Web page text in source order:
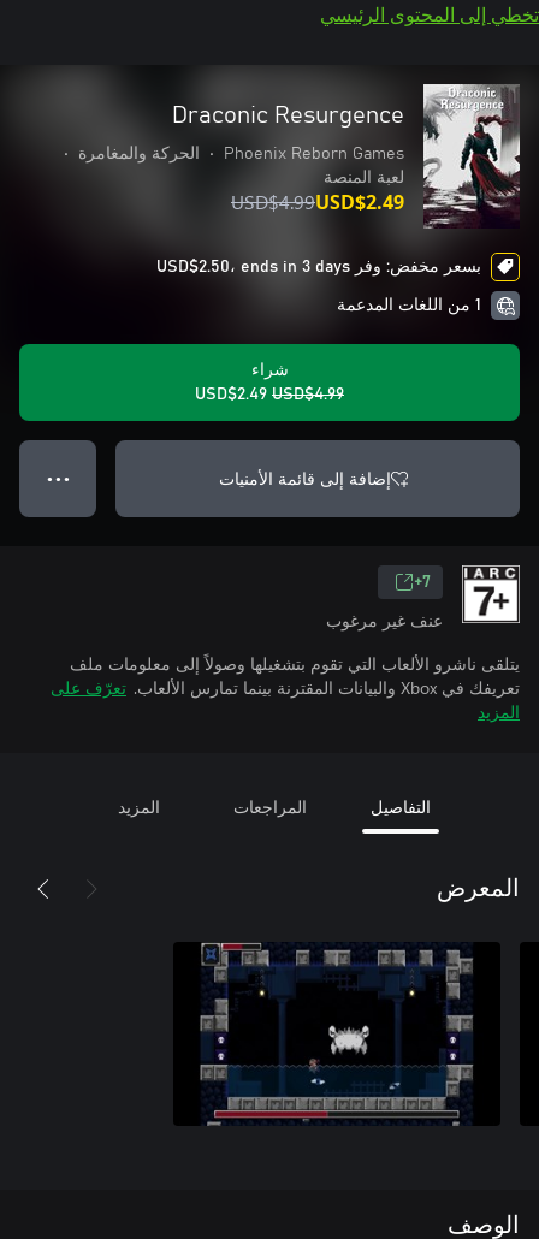
تخطي إلى المحتوى الرئيسي
Draconic Resurgence
Phoenix Reborn Games
• الحركة والمغامرة
•
لعبة المنصة
USD$4.99USD$2.49
بسعر مخفض: وفر USD$2.50، ends in 3 days
1 من اللغات المدعمة
شراء
USD$4.99
USD$2.49
إضافة إلى قائمة الأمنيات ● ● ●
7+
عنف غير مرغوب
يتلقى ناشرو الألعاب التي تقوم بتشغيلها وصولاً إلى معلومات ملف
تعريفك في Xbox والبيانات المقترنة بينما تمارس الألعاب.
تعرّف على
المزيد
التفاصيل المراجعات المزيد
المعرض
الوصف